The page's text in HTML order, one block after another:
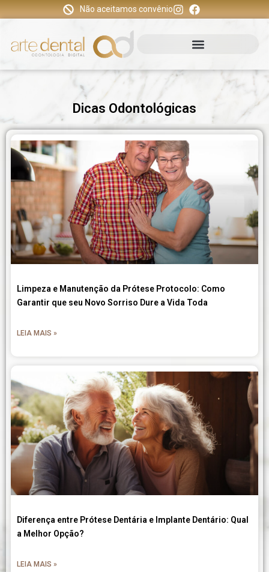
Não aceitamos convênio
Dicas Odontológicas
Limpeza e Manutenção da Prótese Protocolo: Como
Garantir que seu Novo Sorriso Dure a Vida Toda
LEIA MAIS »
Diferença entre Prótese Dentária e Implante Dentário: Qual
a Melhor Opção?
LEIA MAIS »